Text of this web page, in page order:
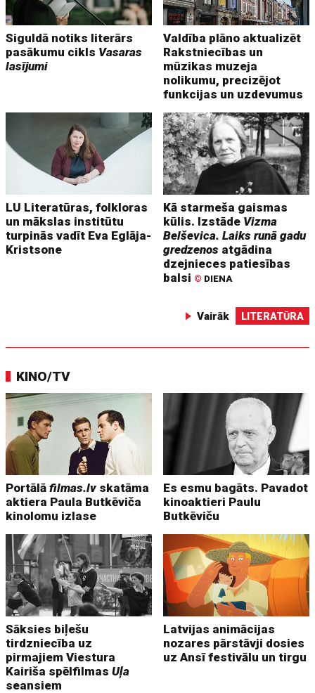
Siguldā notiks literārs
pasākumu cikls Vasaras
lasījumi
Valdība plāno aktualizēt
Rakstniecības un
mūzikas muzeja
nolikumu, precizējot
funkcijas un uzdevumus
LU Literatūras, folkloras
un mākslas institūtu
turpinās vadīt Eva Eglāja-
Kristsone
Kā starmeša gaismas
kūlis. Izstāde Vizma
Belševica. Laiks runā gadu
gredzenos atgādina
dzejnieces patiesības
balsi © DIENA
Vairāk LITERATŪRA
KINO/TV
Portālāfilmas.lv skatāma
aktiera Paula Butkēviča
kinolomu izlase
Es esmu bagāts. Pavadot
kinoaktieri Paulu
Butkēviču
Sāksies biļešu
tirdzniecība uz
pirmajiem Viestura
Kairiša spēlfilmasUļa
seansiem
Latvijas animācijas
nozares pārstāvji dosies
uz Ansī festivālu un tirgu